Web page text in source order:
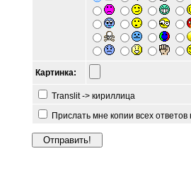
Картинка:
Translit -> кириллица
Прислать мне копии всех